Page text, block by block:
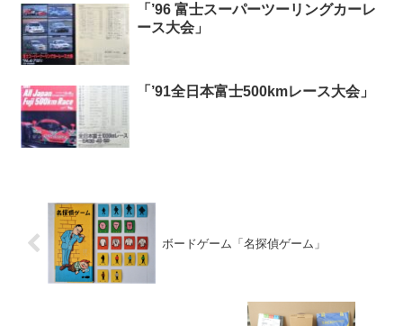
「’96 富士スーパーツーリングカーレ
ース大会」
「’91全日本富士500kmレース大会」
ボードゲーム「名探偵ゲーム」